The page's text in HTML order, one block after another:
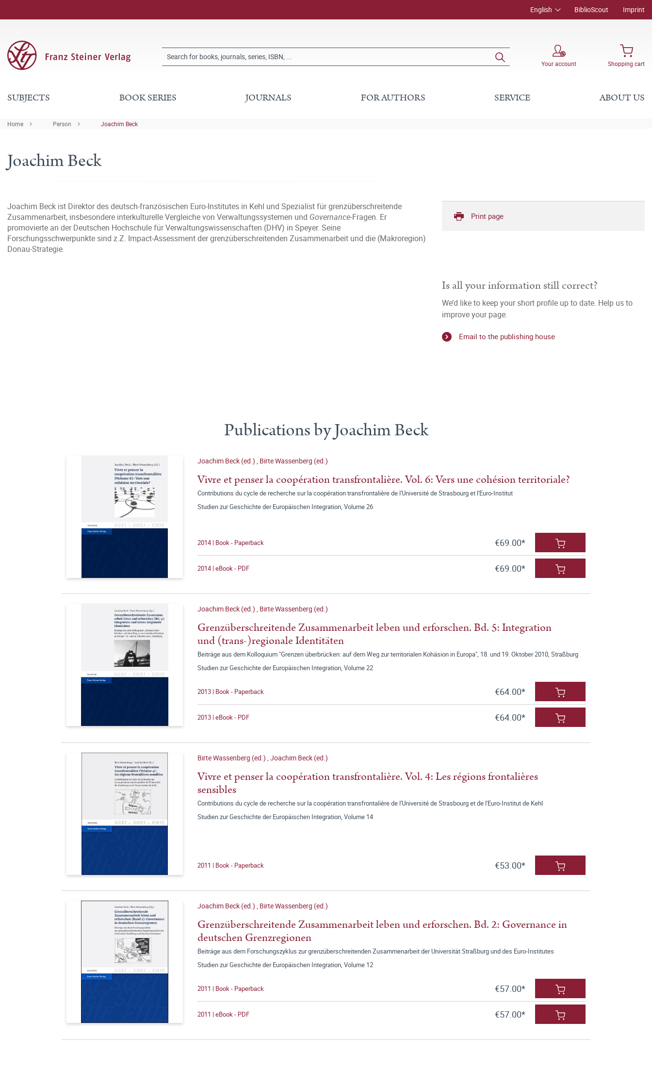
English BiblioScout Imprint
Your account Shopping cart
SUBJECTS BOOK SERIES JOURNALS FOR AUTHORS SERVICE ABOUT US
Home Person Joachim Beck
Joachim Beck
Joachim Beck ist Direktor des deutsch-französischen Euro-Institutes in Kehl und Spezialist für grenzüberschreitende
Zusammenarbeit, insbesondere interkulturelle Vergleiche von Verwaltungssystemen und Governance-Fragen. Er
promovierte an der Deutschen Hochschule für Verwaltungswissenschaften (DHV) in Speyer. Seine
Forschungsschwerpunkte sind z.Z. Impact-Assessment der grenzüberschreitenden Zusammenarbeit und die (Makroregion)
Donau-Strategie.
Print page
Is all your information still correct?
We’d like to keep your short profile up to date. Help us to
improve your page.
Email to the publishing house
Publications by Joachim Beck
Joachim Beck (ed.) , Birte Wassenberg (ed.)
Vivre et penser la coopération transfrontalière. Vol. 6: Vers une cohésion territoriale?
Contributions du cycle de recherche sur la coopération transfrontalière de l'Université de Strasbourg et l'Euro-Institut
Studien zur Geschichte der Europäischen Integration, Volume 26
2014 | Book - Paperback €69.00*
2014 | eBook - PDF €69.00*
Joachim Beck (ed.) , Birte Wassenberg (ed.)
Grenzüberschreitende Zusammenarbeit leben und erforschen. Bd. 5: Integration
und (trans-)regionale Identitäten
Beiträge aus dem Kolloquium "Grenzen überbrücken: auf dem Weg zur territorialen Kohäsion in Europa", 18. und 19. Oktober 2010, Straßburg
Studien zur Geschichte der Europäischen Integration, Volume 22
2013 | Book - Paperback €64.00*
2013 | eBook - PDF €64.00*
Birte Wassenberg (ed.) ,Joachim Beck (ed.)
Vivre et penser la coopération transfrontalière. Vol. 4: Les régions frontalières
sensibles
Contributions du cycle de recherche sur la coopération transfrontalière de l'Université de Strasbourg et de l'Euro-Institut de Kehl
Studien zur Geschichte der Europäischen Integration, Volume 14
2011 | Book - Paperback €53.00*
Joachim Beck (ed.) , Birte Wassenberg (ed.)
Grenzüberschreitende Zusammenarbeit leben und erforschen. Bd. 2: Governance in
deutschen Grenzregionen
Beiträge aus dem Forschungszyklus zur grenzüberschreitenden Zusammenarbeit der Universität Straßburg und des Euro-Institutes
Studien zur Geschichte der Europäischen Integration, Volume 12
2011 | Book - Paperback €57.00*
2011 | eBook - PDF €57.00*